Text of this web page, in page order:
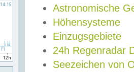
Astronomische
Höhensysteme
Einzugsgebiete
24h Regenradar
Seezeichen von